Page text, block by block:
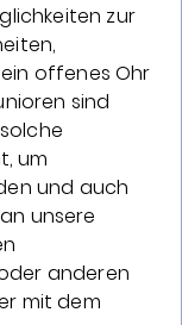
zur
offenes Ohr
sind
um
und auch
unsere
anderen
mit dem